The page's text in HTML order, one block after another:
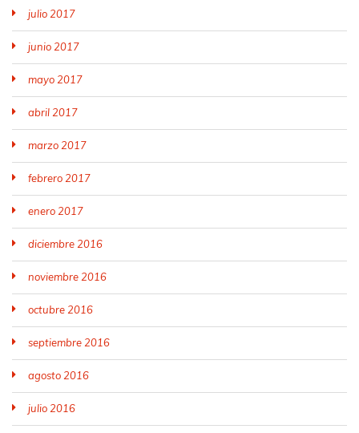
julio 2017
junio 2017
mayo 2017
abril 2017
marzo 2017
febrero 2017
enero 2017
diciembre 2016
noviembre 2016
octubre 2016
septiembre 2016
agosto 2016
julio 2016